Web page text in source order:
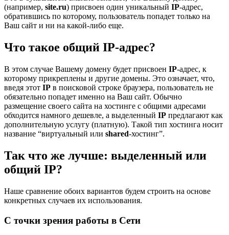
(например, site.ru) присвоен один уникальный IP-адрес,
обратившись по которому, пользователь попадет только на
Ваш сайт и ни на какой-либо еще.
Что такое общий IP-адрес?
В этом случае Вашему домену будет присвоен IP-адрес, к
которому прикреплены и другие домены. Это означает, что,
введя этот IP в поисковой строке браузера, пользователь не
обязательно попадет именно на Ваш сайт. Обычно
размещение своего сайта на хостинге с общими адресами
обходится намного дешевле, а выделенный IP предлагают как
дополнительную услугу (платную). Такой тип хостинга носит
название “виртуальный или shared-хостинг”.
Так что же лучше: выделенный или
общий IP?
Наше сравнение обоих вариантов будем строить на основе
конкретных случаев их использования.
С точки зрения работы в Сети